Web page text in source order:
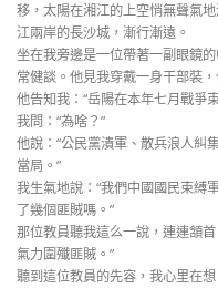
移，太陽在湘江的上空悄無聲氣
江兩岸的長沙城，漸行漸遠。
坐在我旁邊是一位帶著一副眼鏡
常健談。他見我穿戴一身干部裝
他告知我：“岳陽在本年七月戰爭
我問：“為啥？”
他說：“公民黨潰軍、散兵浪人糾
當局。”
我生氣地說：“我們中國國民束縛
了幾個匪賊嗎。”
那位教員聽我這么一說，連連頷
氣力圍殲匪賊。”
聽到這位教員的先容，我心里在